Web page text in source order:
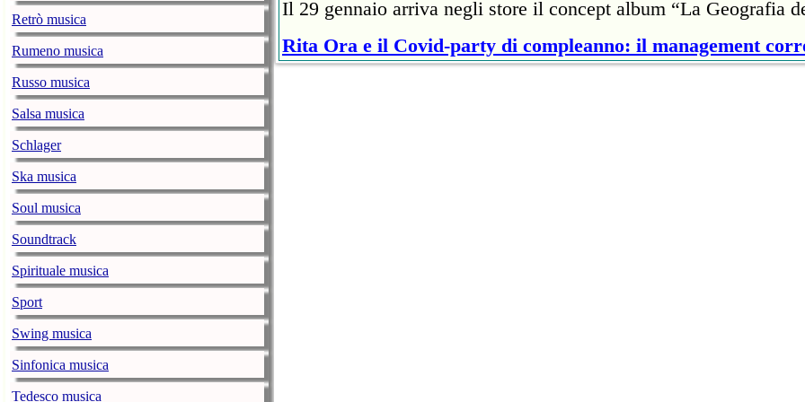
Retrò musica
Rumeno musica
Russo musica
Salsa musica
Schlager
Ska musica
Soul musica
Soundtrack
Spirituale musica
Sport
Swing musica
Sinfonica musica
Tedesco musica
Il 29 gennaio arriva negli store il concept album “La Geografia
Rita Ora e il Covid-party di compleanno: il management
ristoratore